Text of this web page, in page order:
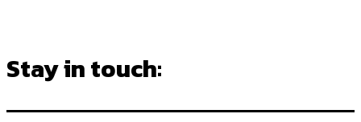
Stay in touch: